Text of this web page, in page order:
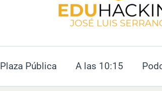
Plaza Pública A las 10:15